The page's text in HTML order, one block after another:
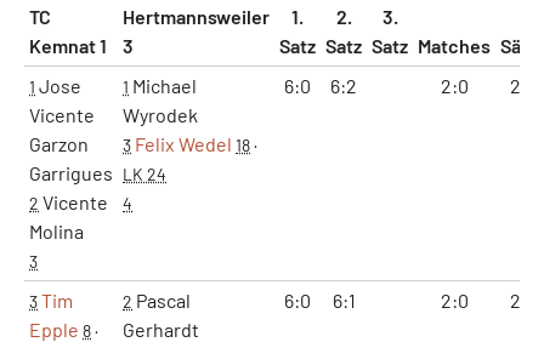
TC
Kemnat 1
Hertmannsweiler
3
1.
Satz
2.
Satz
3.
Satz Matches
1 Jose
Vicente
Garzon
Garrigues
2 Vicente
Molina
3
1 Michael
Wyrodek
3 Felix Wedel 18·
LK 24
4
6:0 6:2 2:0 2:0
3Tim
Epple 8·
2 Pascal
Gerhardt
6:0 6:1 2:0 2:0